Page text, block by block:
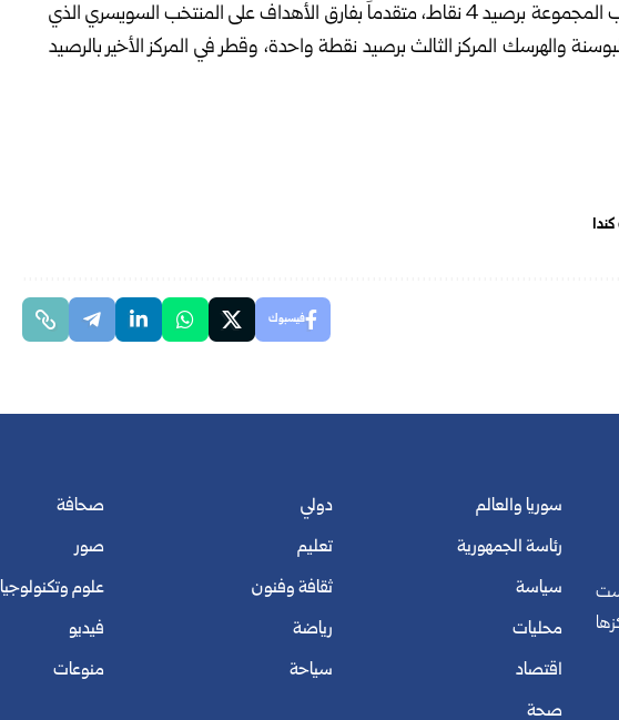
بهذه النتيجة تصدر المنتخب الكندي ترتيب المجموعة برصيد 4 نقاط، متقدماً بفارق ‏الأهداف على المنتخب السويسري الذي
‏والهرسك المركز الثالث برصيد نقطة واحدة، وقطر في المركز الأخير بالرصيد
فيسبوك
سوريا والعالم
رئاسة الجمهورية
سياسة
محليات
اقتصاد
صحة
دولي
تعليم
ثقافة وفنون
رياضة
سياحة
صحافة
صور
علوم وتكنولوجيا
فيديو
منوعات